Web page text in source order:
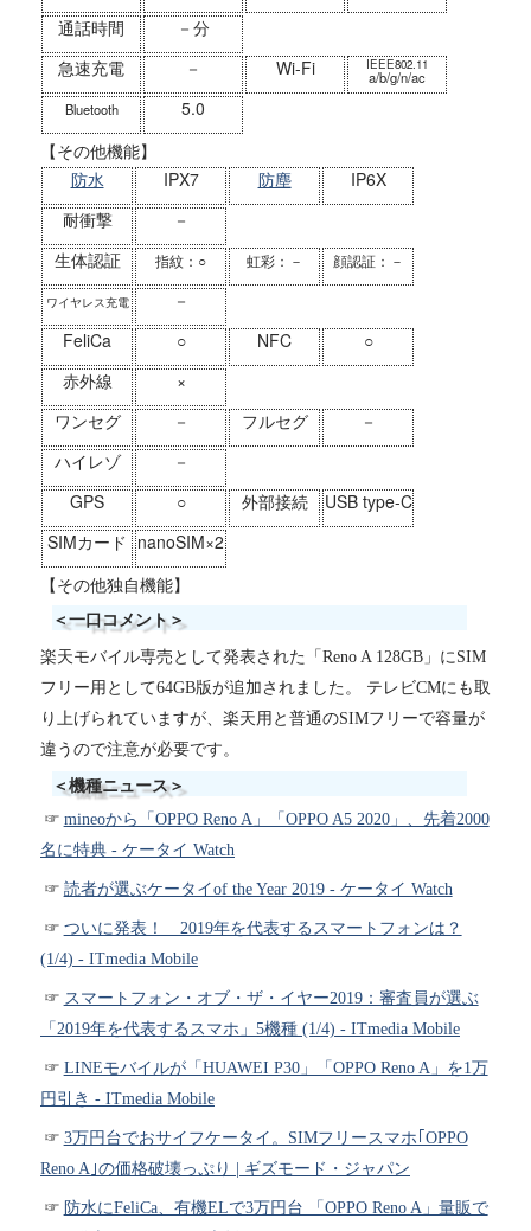
通話時間
－分
急速充電
－ Wi-Fi IEEE802.11
a/b/g/n/ac
Bluetooth
5.0
【その他機能】
防水
IPX7 防塵
IP6X
耐衝撃
－
生体認証
指紋：○ 虹彩：－ 顔認証：－
ワイヤレス充電
－
FeliCa
○ NFC
○
赤外線
×
ワンセグ
－ フルセグ
－
ハイレゾ
－
GPS
○ 外部接続
USB type-C
SIMカード nanoSIM×2
【その他独自機能】
＜一口コメント＞
楽天モバイル専売として発表された「Reno A 128GB」にSIM
フリー用として64GB版が追加されました。 テレビCMにも取
り上げられていますが、楽天用と普通のSIMフリーで容量が
違うので注意が必要です。
＜機種ニュース＞
mineoから「OPPO Reno A」「OPPO A5 2020」、先着2000
名に特典 - ケータイ Watch
読者が選ぶケータイof the Year 2019 - ケータイ Watch
ついに発表！ 2019年を代表するスマートフォンは？
(1/4) - ITmedia Mobile
スマートフォン・オブ・ザ・イヤー2019：審査員が選ぶ
「2019年を代表するスマホ」5機種 (1/4) - ITmedia Mobile
LINEモバイルが「HUAWEI P30」「OPPO Reno A」を1万
円引き - ITmedia Mobile
3万円台でおサイフケータイ。SIMフリースマホ｢OPPO
Reno A｣の価格破壊っぷり | ギズモード・ジャパン
防水にFeliCa、有機ELで3万円台 「OPPO Reno A」量販で